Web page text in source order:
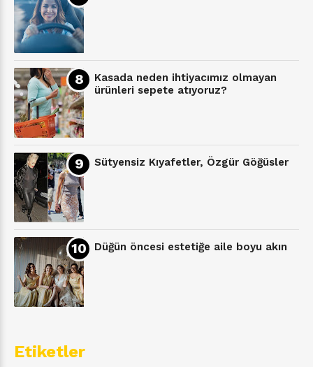
Kasada neden ihtiyacımız olmayan
ürünleri sepete atıyoruz?
Sütyensiz Kıyafetler, Özgür Göğüsler
Düğün öncesi estetiğe aile boyu akın
Etiketler